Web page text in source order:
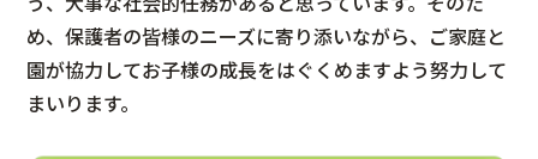
め、保護者の皆様のニーズに寄り添いながら、ご家庭と
園が協力してお子様の成長をはぐくめますよう努力して
まいります。